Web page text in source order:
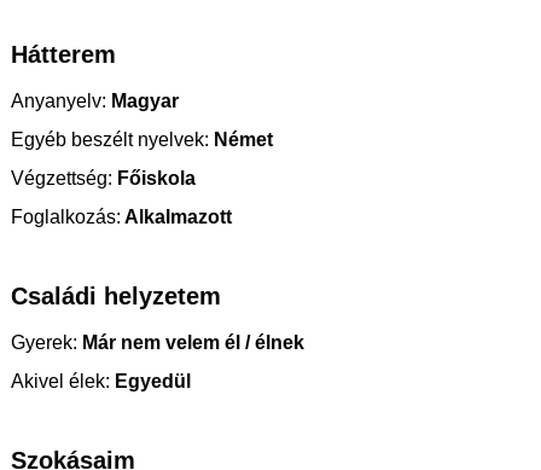
Hátterem
Anyanyelv: Magyar
Egyéb beszélt nyelvek: Német
Végzettség: Főiskola
Foglalkozás: Alkalmazott
Családi helyzetem
Gyerek: Már nem velem él / élnek
Akivel élek: Egyedül
Szokásaim